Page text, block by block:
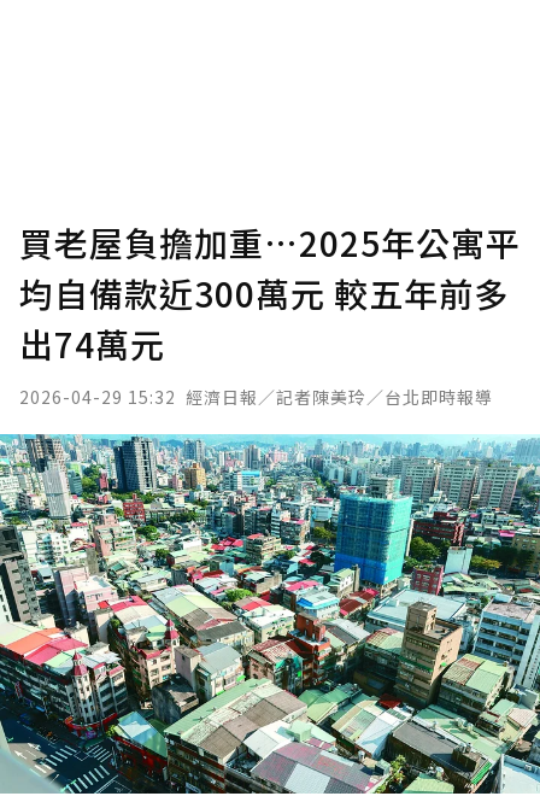
買老屋負擔加重…2025年公寓平
均自備款近300萬元 較五年前多
出74萬元
2026-04-29 15:32 經濟日報／記者陳美玲／台北即時報導